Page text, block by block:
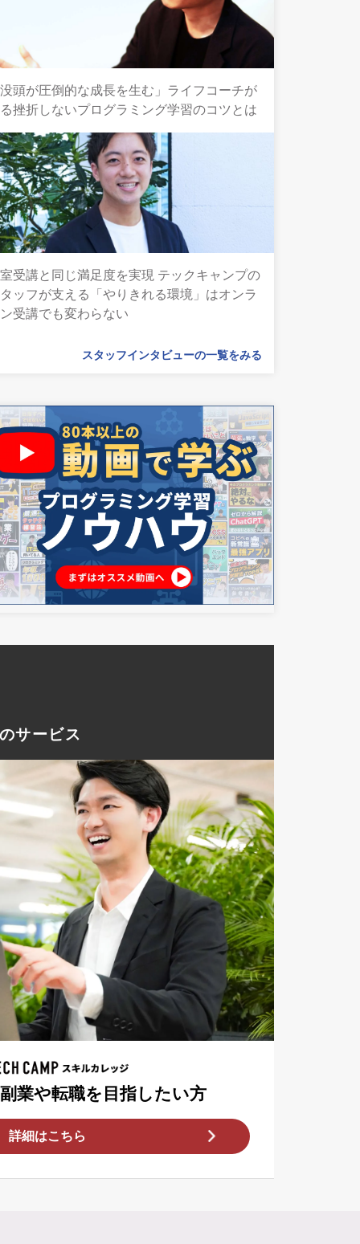
頭が圧倒的な成長を生む」ライフコーチが
挫折しないプログラミング学習のコツとは
受講と同じ満足度を実現 テックキャンプの
ッフが支える「やりきれる環境」はオンラ
受講でも変わらない
スタッフインタビューの一覧をみる
サービス
業や転職を目指したい方
詳細はこちら